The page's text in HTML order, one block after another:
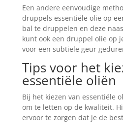
Een andere eenvoudige
druppels essentiële olie op
bal te druppelen en deze
kunt ook een druppel olie op
voor een subtiele geur
Tips voor het
essentiële oliën
Bij het kiezen van essentiële
om te letten op de kwaliteit.
ervoor te zorgen dat je de